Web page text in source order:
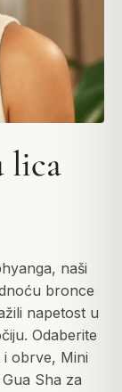
lica
naši
bronce
napetost u
Odaberite
obrve, Mini
Sha za